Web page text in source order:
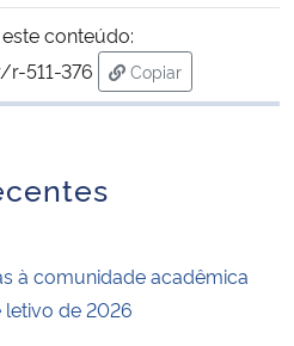
Direitos Humanos
conteúdo:
511-376
Copiar
para área de
à comunidade acadêmica
de 2026